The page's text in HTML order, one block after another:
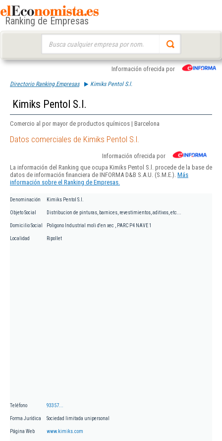
Ranking de Empresas
Información ofrecida por
Directorio Ranking Empresas Kimiks Pentol S.l.
Kimiks Pentol S.l.
Comercio al por mayor de productos químicos | Barcelona
Datos comerciales de Kimiks Pentol S.l.
Información ofrecida por
La información del Ranking que ocupa Kimiks Pentol S.l. procede de la base de
datos de información financiera de INFORMA D&B S.A.U. (S.M.E.). Más
información sobre el Ranking de Empresas.
Denominación Kimiks Pentol S.l.
Objeto Social Distribucion de pinturas, barnices, revestimientos, aditivos, etc...
Domicilio Social Poligono Industrial moli d'en xec , PARC P4 NAVE 1
Localidad Ripollet
Teléfono 93357...
Forma Jurídica Sociedad limitada unipersonal
Página Web www.kimiks.com